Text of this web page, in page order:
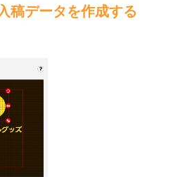
稿データを作成する